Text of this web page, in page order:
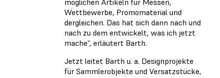
möglichen Artikeln für Messen,
Wettbewerbe, Promomaterial und
dergleichen. Das hat sich dann nach und
nach zu dem entwickelt, was ich jetzt
mache“, erläutert Barth.
Jetzt leitet Barth u. a. Designprojekte
für Sammlerobjekte und Versatzstücke,